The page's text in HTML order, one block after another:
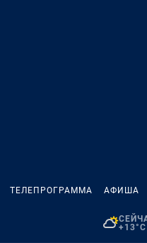
ТЕЛЕПРОГРАММА АФИША
+13°C